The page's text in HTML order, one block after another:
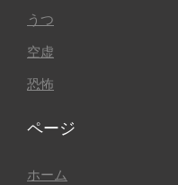
うつ
空虚
恐怖
ページ
ホーム